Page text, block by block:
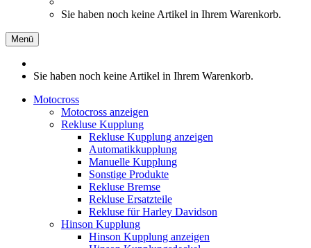
Sie haben noch keine Artikel in Ihrem Warenkorb.
Menü
Sie haben noch keine Artikel in Ihrem Warenkorb.
Motocross
Motocross anzeigen
Rekluse Kupplung
Rekluse Kupplung anzeigen
Automatikkupplung
Manuelle Kupplung
Sonstige Produkte
Rekluse Bremse
Rekluse Ersatzteile
Rekluse für Harley Davidson
Hinson Kupplung
Hinson Kupplung anzeigen